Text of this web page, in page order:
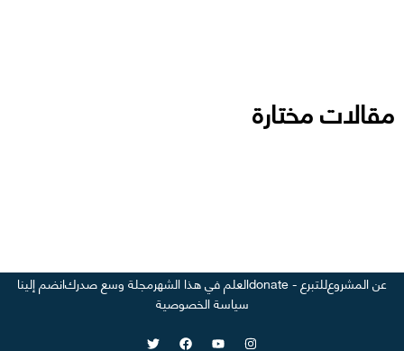
مقالات مختارة
عن المشروعللتبرع - donate العلم في هذا الشهرمجلة وسع صدركانضم إلينا
سياسة الخصوصية